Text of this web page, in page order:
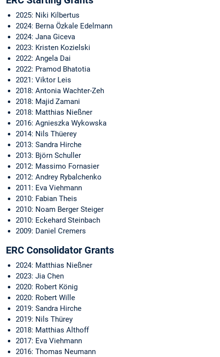
2025: Niki Kilbertus
2024: Berna Özkale Edelmann
2024: Jana Giceva
2023: Kristen Kozielski
2022: Angela Dai
2022: Pramod Bhatotia
2021: Viktor Leis
2018: Antonia Wachter-Zeh
2018: Majid Zamani
2018: Matthias Nießner
2016: Agnieszka Wykowska
2014: Nils Thüerey
2013: Sandra Hirche
2013: Björn Schuller
2012: Massimo Fornasier
2012: Andrey Rybalchenko
2011: Eva Viehmann
2010: Fabian Theis
2010: Noam Berger Steiger
2010: Eckehard Steinbach
2009: Daniel Cremers
ERC Consolidator Grants
2024: Matthias Nießner
2023: Jia Chen
2020: Robert König
2020: Robert Wille
2019: Sandra Hirche
2019: Nils Thürey
2018: Matthias Althoff
2017: Eva Viehmann
2016: Thomas Neumann